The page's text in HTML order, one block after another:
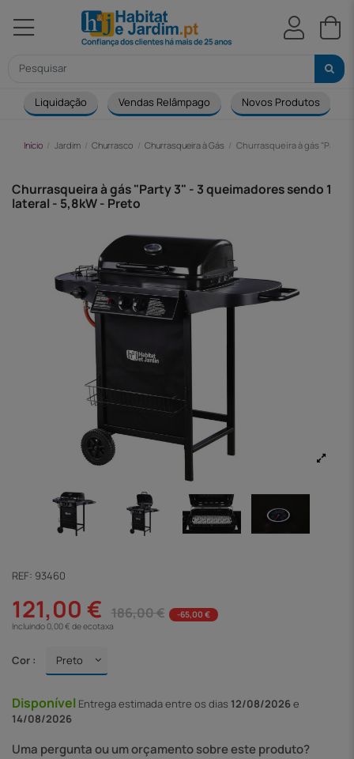
Liquidação Vendas Relâmpago Novos Produtos
Início Jardim Churrasco Churrasqueira à Gás Churrasqueira à gás "Party
Churrasqueira à gás "Party 3" - 3 queimadores sendo 1
lateral - 5,8kW - Preto
REF: 93460
121,00 € 186,00 €
-65,00 €
Incluindo 0,00 € de ecotaxa
Cor :
Disponível Entregaestimada entre os dias 12/08/2026e
14/08/2026
Uma pergunta ou um orçamento sobre este produto?